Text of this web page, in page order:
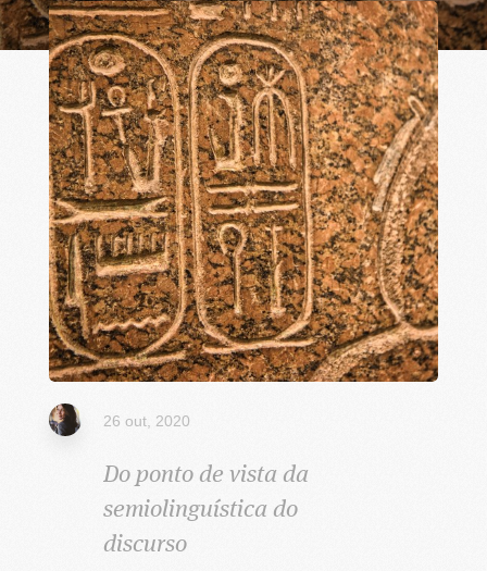
26 out, 2020
Do ponto de vista da
semiolinguística do
discurso